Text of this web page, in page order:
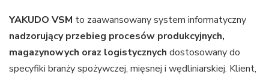
YAKUDO VSM to zaawansowany system informatyczny
nadzorujący przebieg procesów produkcyjnych,
magazynowych oraz logistycznych dostosowany do
specyfiki branży spożywczej, mięsnej i wędliniarskiej. Klient,